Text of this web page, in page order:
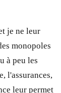
je ne leur
monopoles
à peu les
l'assurances,
leur permet